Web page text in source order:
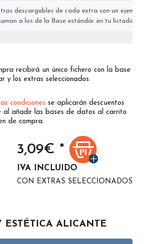
descargables de cada extra son un
a los de la Base estándar en tu listado
recibirá un único fichero con la base
y los extras seleccionados.
condiciones se aplicarán descuentos
al añadir las bases de datos al carrito
de compra.
3,09€ *
IVA INCLUIDO
CON EXTRAS SELECCIONADOS
ESTÉTICA ALICANTE